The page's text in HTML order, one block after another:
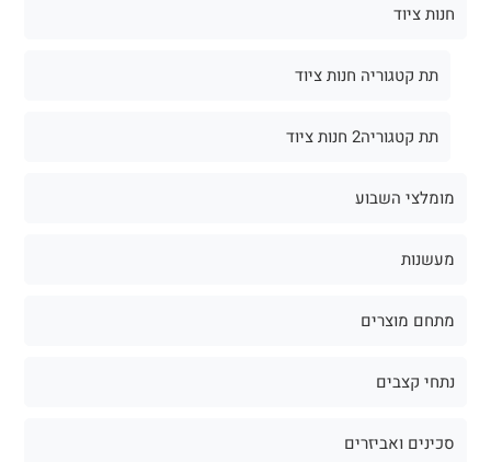
חנות ציוד
תת קטגוריה חנות ציוד
תת קטגוריה2 חנות ציוד
מומלצי השבוע
מעשנות
מתחם מוצרים
נתחי קצבים
סכינים ואביזרים